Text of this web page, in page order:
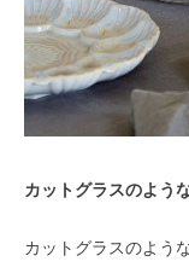
カットグラスのよう
カットグラスのよう